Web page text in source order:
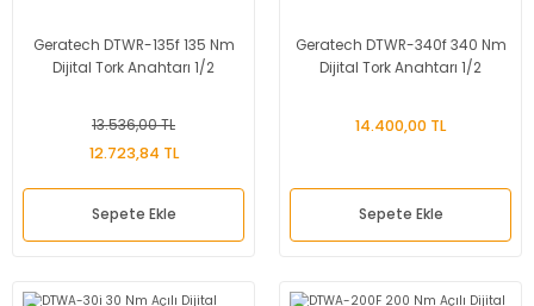
Geratech DTWR-135f 135 Nm
Dijital Tork Anahtarı 1/2
13.536,00 TL
12.723,84 TL
Sepete Ekle
Geratech DTWR-340f 340 Nm
Dijital Tork Anahtarı 1/2
14.400,00 TL
Sepete Ekle